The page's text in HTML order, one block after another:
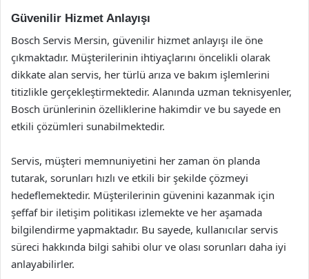
Güvenilir Hizmet Anlayışı
Bosch Servis Mersin, güvenilir hizmet anlayışı ile öne
çıkmaktadır. Müşterilerinin ihtiyaçlarını öncelikli olarak
dikkate alan servis, her türlü arıza ve bakım işlemlerini
titizlikle gerçekleştirmektedir. Alanında uzman teknisyenler,
Bosch ürünlerinin özelliklerine hakimdir ve bu sayede en
etkili çözümleri sunabilmektedir.
Servis, müşteri memnuniyetini her zaman ön planda
tutarak, sorunları hızlı ve etkili bir şekilde çözmeyi
hedeflemektedir. Müşterilerinin güvenini kazanmak için
şeffaf bir iletişim politikası izlemekte ve her aşamada
bilgilendirme yapmaktadır. Bu sayede, kullanıcılar servis
süreci hakkında bilgi sahibi olur ve olası sorunları daha iyi
anlayabilirler.